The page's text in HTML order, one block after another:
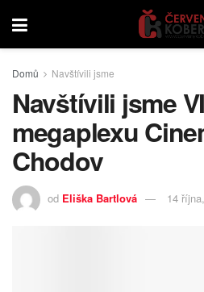
Domů Navštívili jsme
Navštívili jsme
megaplexu
Chodov
od Eliška Bartlová 14